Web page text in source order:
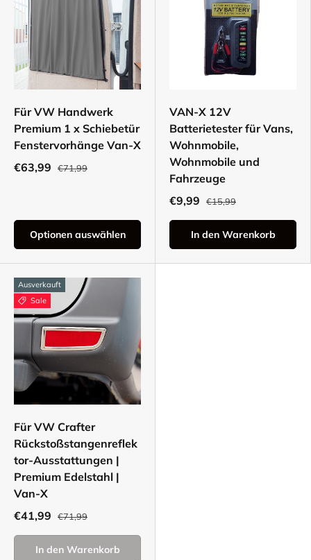
Für VW Handwerk
Premium 1 x Schiebetür
Fenstervorhänge Van-X
€63,99
€71,99
Optionen auswählen
VAN-X 12V
Batterietester für Vans,
Wohnmobile,
Wohnmobile und
Fahrzeuge
€9,99
€15,99
In den Warenkorb
Ausverkauft
Sale
Für VW Crafter
Rückstoßstangenreflek
tor-Ausstattungen |
Premium Edelstahl |
Van-X
€41,99
€71,99
In den Warenkorb